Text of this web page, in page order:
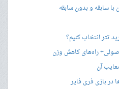
سابقه و بدون سابقه
تتر انتخاب کنیم؟
راه‌های کاهش وزن
در بازی فری فایر